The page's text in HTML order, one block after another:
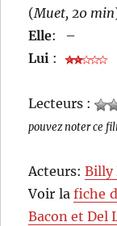
(Muet, 20 min
Elle:
–
Lui :
Lecteurs :
pouvez noter ce
Acteurs:Billy
Voir lafiche
Bacon et Del